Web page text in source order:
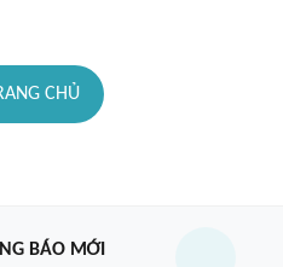
CHỦ
BÁO MỚI